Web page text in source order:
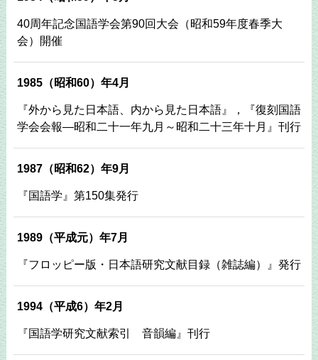
40周年記念国語学会第90回大会（昭和59年度春季大
会）開催
1985（昭和60）年4月
『外から見た日本語、内から見た日本語』，『復刻国語
学会会報―昭和二十一年九月～昭和二十三年十月』刊行
1987（昭和62）年9月
『国語学』第150集発行
1989（平成元）年7月
『フロッピー版・日本語研究文献目録（雑誌編）』発行
1994（平成6）年2月
『国語学研究文献索引 音韻編』刊行